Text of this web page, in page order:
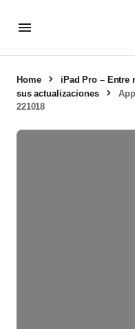
Home
iPad Pro – Entre
sus actualizaciones
221018